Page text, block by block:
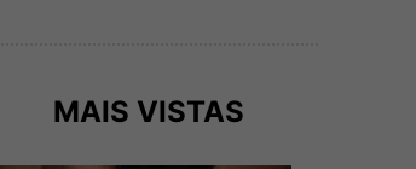
MAIS VISTAS